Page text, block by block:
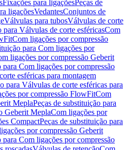
Fixações para ligaçõesPeças de
ligaçõesVedantesConjuntos de
Válvulas para tubosVálvulas de corte
para Válvulas de corte esféricasCom
Com ligações por compressão
para Com ligações por
ligações por compressão Geberit
para Com ligações por compressão
esféricas para montagem
para Válvulas de corte esféricas para
por compressão FlowFitCom
MeplaPeças de substituição para
Geberit MeplaCom ligações por
CompactPeças de substituição para
por compressão Geberit
para Com ligações por compressão